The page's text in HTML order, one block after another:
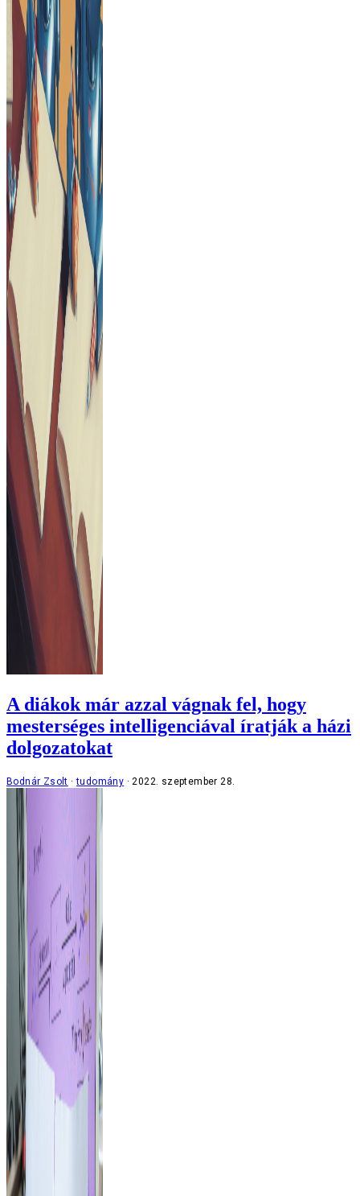
A diákok már azzal vágnak fel, hogy
mesterséges intelligenciával íratják a házi
dolgozatokat
Bodnár Zsolt tudomány 2022. szeptember 28.